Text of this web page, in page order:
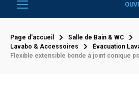
Page d'accueil
Salle de Bain & WC
Lavabo & Accessoires
Évacuation
Flexible extensible bonde à joint conique